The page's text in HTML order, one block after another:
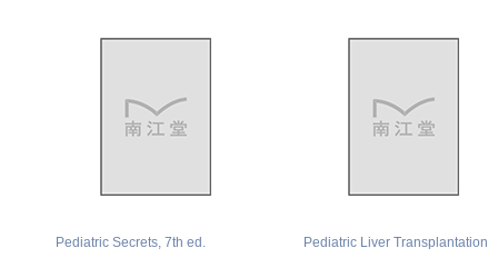
Pediatric Secrets, 7th ed. Pediatric Liver Transplantation